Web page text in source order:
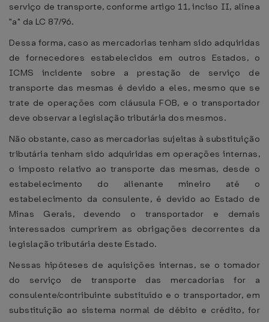
serviço de transporte, conforme artigo 11, inciso II, alínea
"a" da LC 87/96.
Dessa forma, caso as mercadorias tenham sido adquiridas
de fornecedores estabelecidos em outros Estados, o
ICMS incidente sobre a prestação de serviço de
transporte das mesmas é devido a eles, mesmo que se
trate de operações com cláusula FOB, e o transportador
deve observar a legislação tributária dos mesmos.
Não obstante, caso as mercadorias sujeitas à substituição
tributária tenham sido adquiridas em operações internas,
o imposto relativo ao transporte das mesmas, desde o
estabelecimento do alienante mineiro até o
estabelecimento da consulente, é devido ao Estado de
Minas Gerais, devendo o transportador e demais
interessados cumprirem as obrigações decorrentes da
legislação tributária deste Estado.
Nessas hipóteses de aquisições internas, se o tomador
do serviço de transporte das mercadorias for a
consulente/contribuinte substituído e o transportador, em
substituição ao sistema normal de débito e crédito, for